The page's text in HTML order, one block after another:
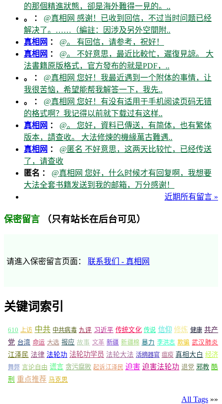
的那個精進狀態，卻是海外難得一見的。..
。 ： @真相网 感谢！已收到回信，不过当时问题已经
解决了。……（編註：因涉及另外空間附..
真相网 ： @。 有回信，请参考，祝好！
真相网 ： @。 不好意思，最近比較忙，遲復見諒。 大
法書籍原版格式，官方發布的就是PDF，..
。 ： @真相网 您好！我最近遇到一个附体的事情，让
我很苦恼，希望能帮我解答一下，我先..
。 ： @真相网 您好！有没有适用于手机阅读页码无错
的格式啊？我记得以前就下载过有这样..
真相网 ： @。 您好，資料已傳送，有简体，也有繁体
版本，請查收。 大法修煉的機緣萬古難遇..
真相网 ： @匿名 不好意思，这两天比较忙，已经传送
了，请查收
匿名 ： @真相网 您好，什么时候才有回复啊，我想要
大法全套书籍发送到我的邮箱，万分感谢！
近期所有留言 »
保密留言 （只有站长在后台可见）
请進入保密留言页面： 联系我们 - 真相网
关键词索引
610 上访 中共 中共病毒 九评 习近平 传统文化 传说 信仰 修炼 健康 共产
党 台湾 命运 大选 报应 故事 文革 新疆 新疆棉 暴力 李洪志 欺骗 武汉肺炎
江泽民 法律 法轮功 法轮功学员 法轮大法 活摘器官 瘟疫 真相大白 经济
舞弊 言论自由 谎言 贪污腐败 起诉江泽民 迫害 迫害法轮功 退党 邪教 酷
刑 重点推荐 马克思
All Tags »»